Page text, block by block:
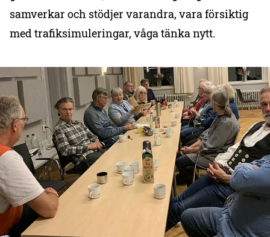
samverkar och stödjer varandra, vara försiktig
med trafiksimuleringar, våga tänka nytt.